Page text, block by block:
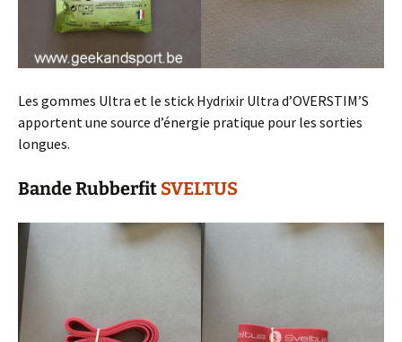
Les gommes Ultra et le stick Hydrixir Ultra d’OVERSTIM’S
apportent une source d’énergie pratique pour les sorties
longues.
Bande Rubberfit SVELTUS